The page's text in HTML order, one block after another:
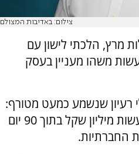
צילום: באדיבות המצולם
מרץ, הלכתי לישון עם
משהו מעניין בעסק
רעיון שנשמע כמעט מטורף:
לאתגר את עצמי פומבית לעשות מיליון שקל בתוך 90 יום
החברתיות.